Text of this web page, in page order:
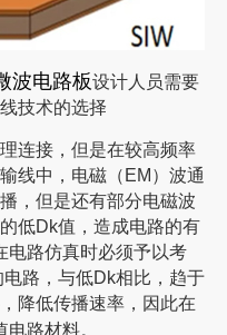
波电路板设计人员需要
技术的选择
连接，但是在较高频率
线中，电磁（EM）波通
，但是还有部分电磁波
低Dk值，造成电路的有
电路仿真时必须予以考
路，与低Dk相比，趋于
降低传播速率，因此在
路材料。